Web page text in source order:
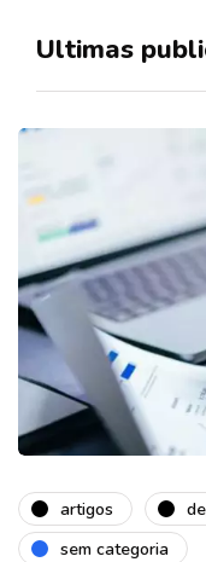
Ultimas
artigos
sem categoria